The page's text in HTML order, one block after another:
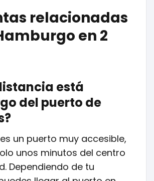
relacionadas
en 2
está
del puerto de
un puerto muy accesible,
unos minutos del centro
Dependiendo de tu